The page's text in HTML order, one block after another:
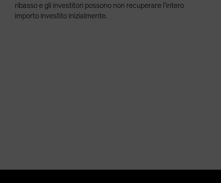
ribasso e gli investitori possono non recuperare l’intero
importo investito inizialmente.